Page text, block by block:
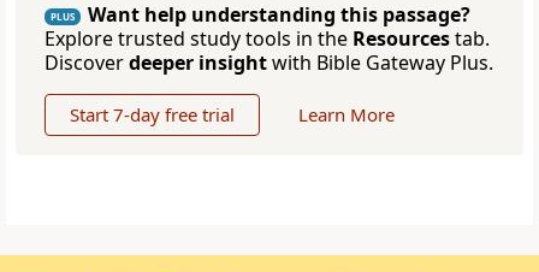
PLUS
Want help understanding this passage?
Explore trusted study tools in the Resourcestab.
Discoverdeeper insightwith Bible Gateway Plus.
Start 7-day free trial Learn More